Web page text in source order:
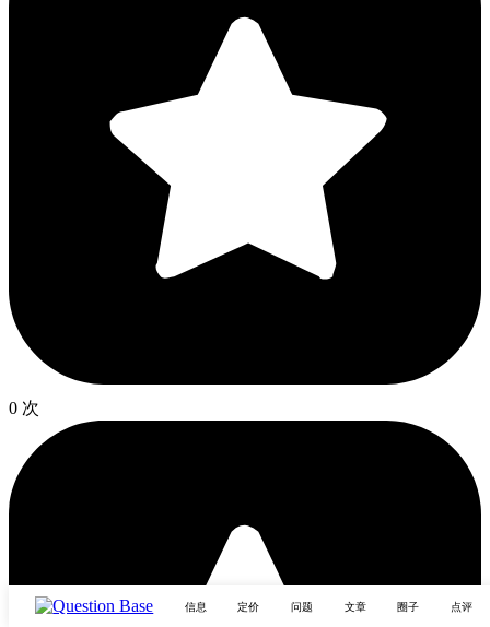
0 次
信息 定价 问题 文章 圈子 点评